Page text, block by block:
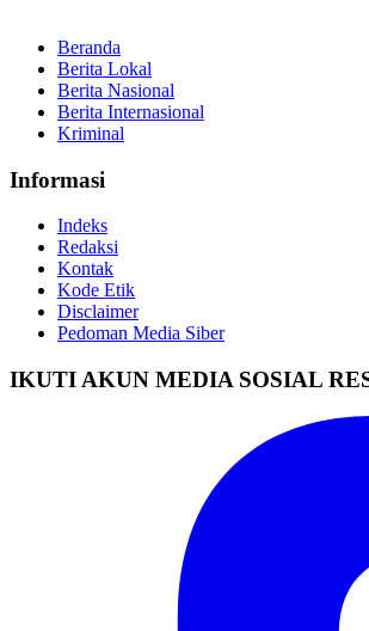
Beranda
Berita Lokal
Berita Nasional
Berita Internasional
Kriminal
Informasi
Indeks
Redaksi
Kontak
Kode Etik
Disclaimer
Pedoman Media Siber
IKUTI AKUN MEDIA SOSIAL